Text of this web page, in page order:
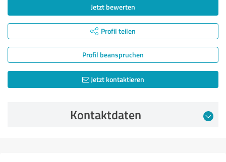
Jetzt bewerten
Profil teilen
Profil beanspruchen
Jetzt kontaktieren
Kontaktdaten